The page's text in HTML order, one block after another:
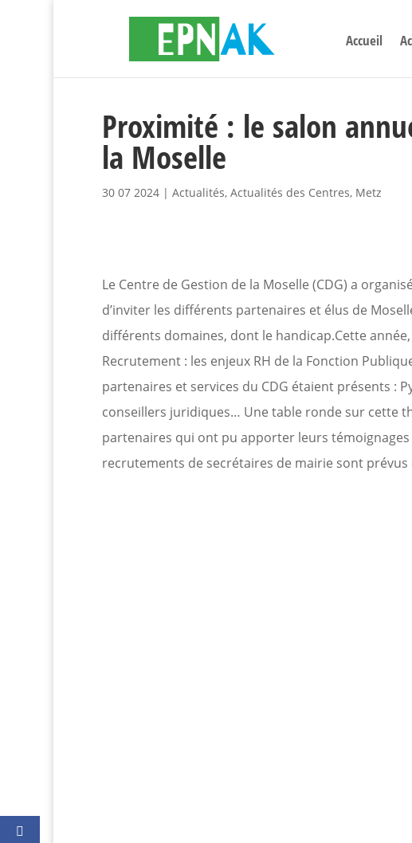
Accueil
Proximité : le salon
la Moselle
30 07 2024| Actualités, Actualités des Centres, Metz
Le Centre de Gestion de la Moselle (CDG) a
d’inviter les différents partenaires et élus de
différents domaines, dont le handicap.Cette
Recrutement : les enjeux RH de la Fonction
partenaires et services du CDG étaient présents :
conseillers juridiques… Une table ronde sur cette
partenaires qui ont pu apporter leurs
recrutements de secrétaires de mairie sont prévus